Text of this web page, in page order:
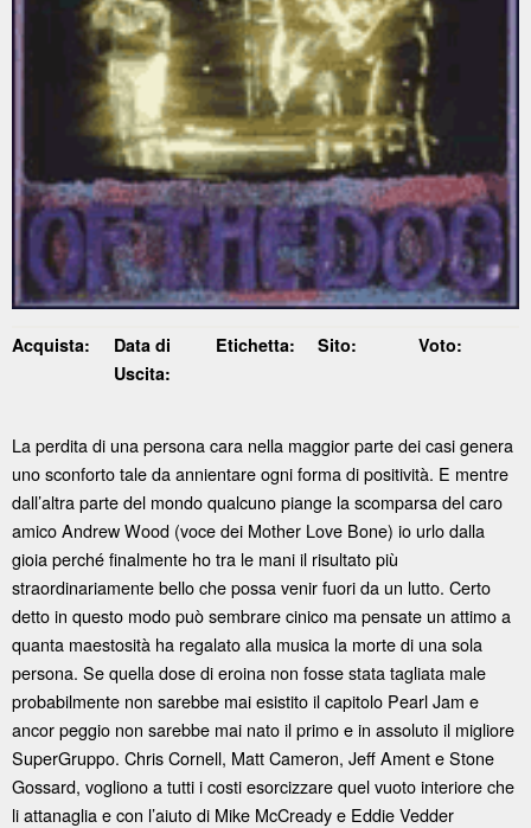
Acquista:
Data di
Uscita:
Etichetta: Sito: Voto:
La perdita di una persona cara nella maggior parte dei casi genera
uno sconforto tale da annientare ogni forma di positività. E mentre
dall’altra parte del mondo qualcuno piange la scomparsa del caro
amico Andrew Wood (voce dei Mother Love Bone) io urlo dalla
gioia perché finalmente ho tra le mani il risultato più
straordinariamente bello che possa venir fuori da un lutto. Certo
detto in questo modo può sembrare cinico ma pensate un attimo a
quanta maestosità ha regalato alla musica la morte di una sola
persona. Se quella dose di eroina non fosse stata tagliata male
probabilmente non sarebbe mai esistito il capitolo Pearl Jam e
ancor peggio non sarebbe mai nato il primo e in assoluto il migliore
SuperGruppo. Chris Cornell, Matt Cameron, Jeff Ament e Stone
Gossard, vogliono a tutti i costi esorcizzare quel vuoto interiore che
li attanaglia e con l’aiuto di Mike McCready e Eddie Vedder